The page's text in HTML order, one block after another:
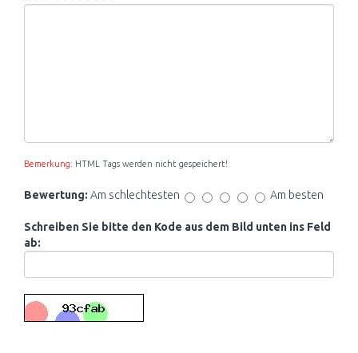
Bemerkung: HTML Tags werden nicht gespeichert!
Bewertung: Am schlechtesten Am besten
Schreiben Sie bitte den Kode aus dem Bild unten ins Feld
ab: